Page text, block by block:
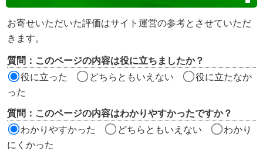
ン
ツ
価
ア
お寄せいただいた評価はサイト運営の参考とさせていただ
きます。
質問：このページの内容は役に立ちましたか？
役に立った
どちらともいえない
役に立たなか
った
質問：このページの内容はわかりやすかったですか？
わかりやすかった
どちらともいえない
わかり
にくかった